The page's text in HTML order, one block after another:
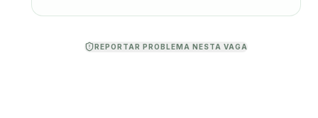
REPORTAR PROBLEMA NESTA VAGA